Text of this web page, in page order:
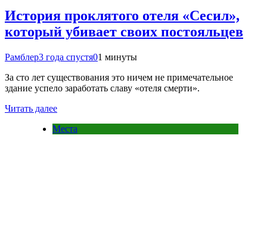
История проклятого отеля «Сесил»,
который убивает своих постояльцев
Рамблер3 года спустя01 минуты
За сто лет существования это ничем не примечательное
здание успело заработать славу «отеля смерти».
Читать далее
Места